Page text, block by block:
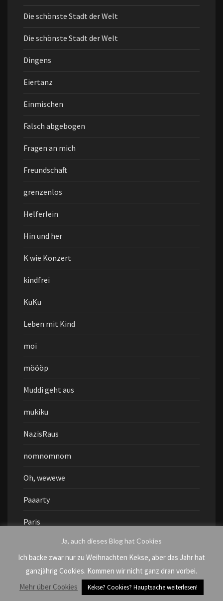
Die schönste Stadt der Welt
Die schönste Stadt der Welt
Dingens
Eiertanz
Einmischen
Falsch abgebogen
Fragen an mich
Freundschaft
grenzenlos
Helferlein
Hin und her
K wie Konzert
kindfrei
KuKu
Leben mit Kind
moi
möööp
Muddi geht aus
mukiku
NazisRaus
nomnomnom
Oh, wewewe
Paaarty
Paris
ReiseReise
Schotten dicht
Ja, auch dieses Blog hat Cookies
Ich backe zwar nur zu Weihnachten Kekse, aber das Jahr hat
ganzjährig Cookies. Kommen wir nicht ganz dran vorbei.
Mehr über Cookies
Kekse? Cookies? Hauptsache weiterlesen!